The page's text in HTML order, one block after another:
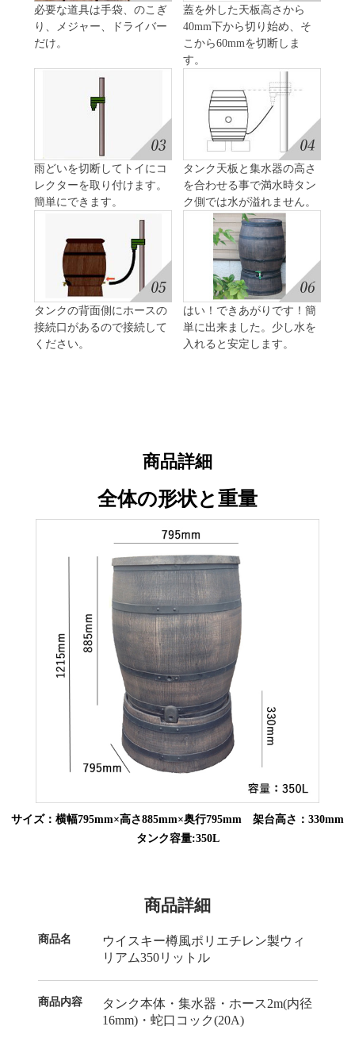
必要な道具は手袋、のこぎ
り、メジャー、ドライバー
だけ。
蓋を外した天板高さから
40mm下から切り始め、そ
こから60mmを切断しま
す。
雨どいを切断してトイにコ
レクターを取り付けます。
簡単にできます。
タンク天板と集水器の高さ
を合わせる事で満水時タン
ク側では水が溢れません。
タンクの背面側にホースの
接続口があるので接続して
ください。
はい！できあがりです！簡
単に出来ました。少し水を
入れると安定します。
商品詳細
全体の形状と重量
サイズ：横幅795mm×高さ885mm×奥行795mm 架台高さ：330mm
タンク容量:350L
商品詳細
商品名
ウイスキー樽風ポリエチレン製ウィ
リアム350リットル
商品内容
タンク本体・集水器・ホース2m(内径
16mm)・蛇口コック(20A)